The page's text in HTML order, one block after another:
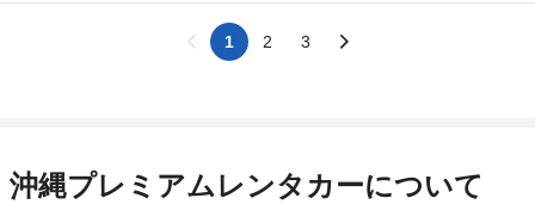
1 2 3
沖縄プレミアムレンタカーについて